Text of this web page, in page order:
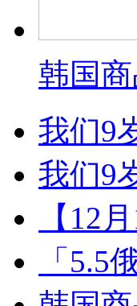
韩国
我们9
我们9
【12
「5.5